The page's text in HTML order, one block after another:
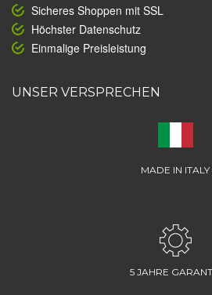
Sicheres Shoppen mit SSL
Höchster Datenschutz
Einmalige Preisleistung
UNSER VERSPRECHEN
MADE IN ITALY
5 JAHRE